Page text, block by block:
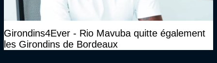
Girondins4Ever - Rio Mavuba quitte également
les Girondins de Bordeaux